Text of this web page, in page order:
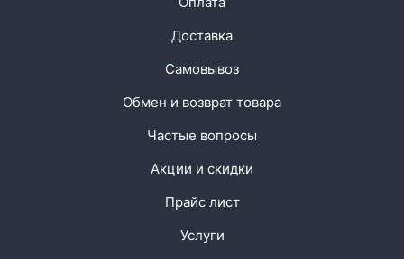
Доставка
Самовывоз
Обмен и возврат товара
Частые вопросы
Акции и скидки
Прайс лист
Услуги